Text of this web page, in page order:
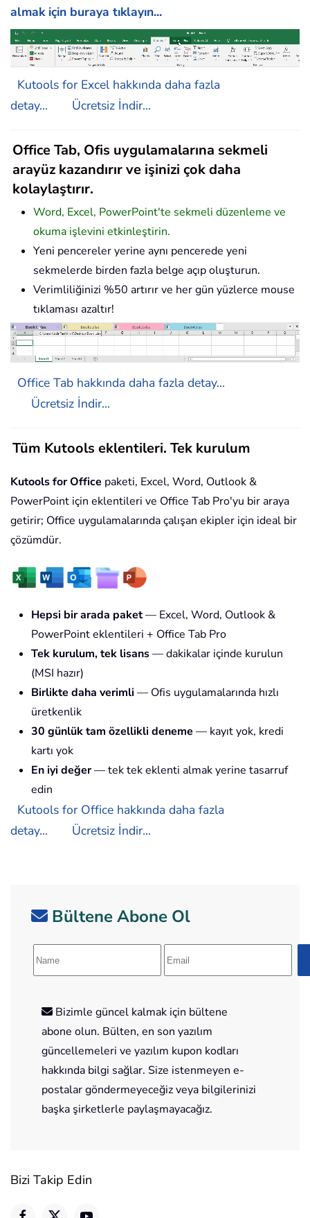
almak için buraya tıklayın...
Kutools for Excel hakkında daha fazla
detay...
Ücretsiz İndir...
Office Tab, Ofis uygulamalarına sekmeli
arayüz kazandırır ve işinizi çok daha
kolaylaştırır.
Word, Excel, PowerPoint'te sekmeli düzenleme ve
okuma işlevini etkinleştirin.
Yeni pencereler yerine aynı pencerede yeni
sekmelerde birden fazla belge açıp oluşturun.
Verimliliğinizi %50 artırır ve her gün yüzlerce mouse
tıklaması azaltır!
Office Tab hakkında daha fazla detay...
Ücretsiz İndir...
Tüm Kutools eklentileri. Tek kurulum
Kutools for Office paketi, Excel, Word, Outlook &
PowerPoint için eklentileri ve Office Tab Pro'yu bir araya
getirir; Office uygulamalarında çalışan ekipler için ideal bir
çözümdür.
Hepsi bir arada paket— Excel, Word, Outlook &
PowerPoint eklentileri + Office Tab Pro
Tek kurulum, tek lisans— dakikalar içinde kurulun
(MSI hazır)
Birlikte daha verimli — Ofis uygulamalarında hızlı
üretkenlik
30 günlük tam özellikli deneme — kayıt yok, kredi
kartı yok
En iyi değer— tek tek eklenti almak yerine tasarruf
edin
Kutools for Office hakkında daha fazla
detay...
Ücretsiz İndir...
Bültene Abone Ol
Bizimle güncel kalmak için bültene
abone olun. Bülten, en son yazılım
güncellemeleri ve yazılım kupon kodları
hakkında bilgi sağlar. Size istenmeyen e-
postalar göndermeyeceğiz veya bilgilerinizi
başka şirketlerle paylaşmayacağız.
Bizi Takip Edin